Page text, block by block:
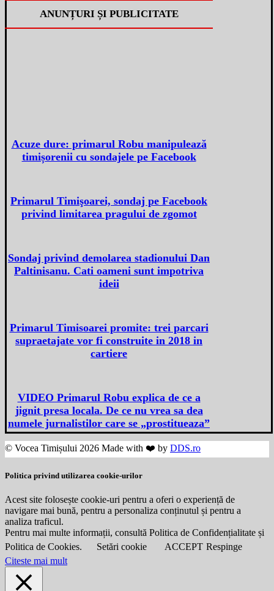
ANUNȚURI ȘI PUBLICITATE
Acuze dure: primarul Robu manipulează
timișorenii cu sondajele pe Facebook
Primarul Timişoarei, sondaj pe Facebook
privind limitarea pragului de zgomot
Sondaj privind demolarea stadionului Dan
Paltinisanu. Cati oameni sunt impotriva
ideii
Primarul Timisoarei promite: trei parcari
supraetajate vor fi construite in 2018 in
cartiere
VIDEO Primarul Robu explica de ce a
jignit presa locala. De ce nu vrea sa dea
numele jurnalistilor care se „prostitueaza”
© Vocea Timișului 2026 Made with ❤️ by DDS.ro
Politica privind utilizarea cookie-urilor
Acest site folosește cookie-uri pentru a oferi o experiență de
navigare mai bună, pentru a personaliza conținutul și pentru a
analiza traficul.
Pentru mai multe informații, consultă Politica de Confidențialitate și
Politica de Cookies.
Setări cookie ACCEPT Respinge
Citeste mai mult